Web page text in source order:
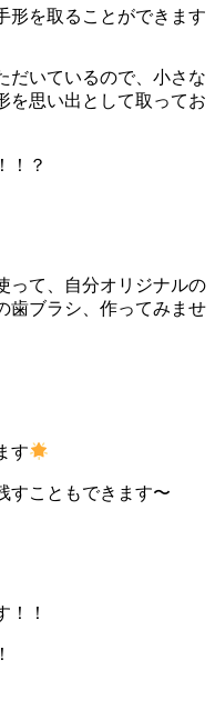
形を取ることができます
だいているので、小さな
を思い出として取ってお
！？
って、自分オリジナルの
歯ブラシ、作ってみませ
す
すこともできます〜
！！